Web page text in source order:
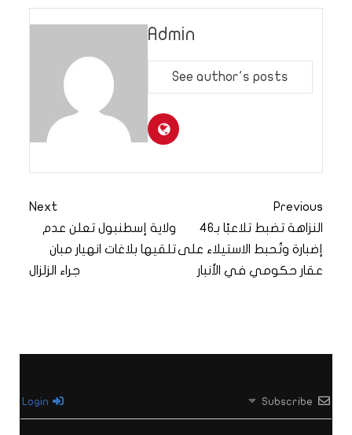
Admin
See author's posts
Previous
النزاهة تضبط تلاعبًا بـ46
إضبارة وتُحبط الاستيلاء على
عقار حكومي في الأنبار
Next
ولاية إسطنبول تعلن عدم
تلقيها بلاغات انهيار مبان
جراء الزلزال
Subscribe